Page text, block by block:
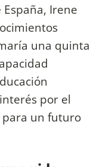
Irene
una quinta
por el
un futuro